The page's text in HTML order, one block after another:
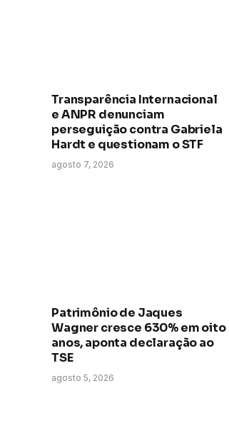
Transparência Internacional
e ANPR denunciam
perseguição contra Gabriela
Hardt e questionam o STF
agosto 7, 2026
Patrimônio de Jaques
Wagner cresce 630% em oito
anos, aponta declaração ao
TSE
agosto 5, 2026